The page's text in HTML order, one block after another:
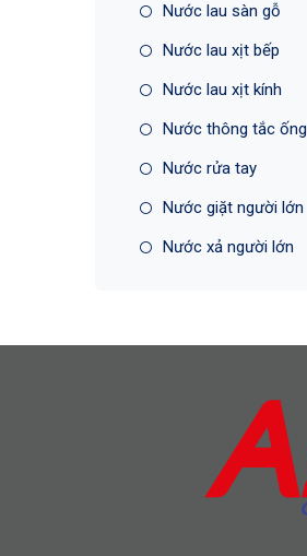
Nước lau sàn gỗ
Nước lau xịt bếp
Nước lau xịt kính
Nước thông tắc ống
Nước rửa tay
Nước giặt người lớn
Nước xả người lớn